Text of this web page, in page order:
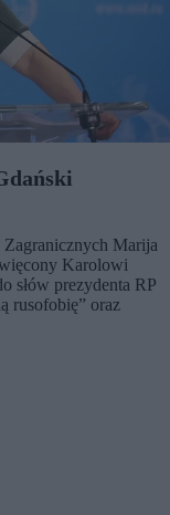
Marija
Karolowi
słów prezydenta RP
rusofobię” oraz